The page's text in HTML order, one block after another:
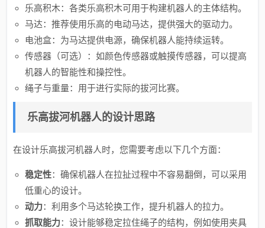
乐高积木：各类乐高积木可用于构建机器人的主体结构。
马达：推荐使用乐高的电动马达，提供强大的驱动力。
电池盒：为马达提供电源，确保机器人能持续运转。
传感器（可选）：如颜色传感器或触摸传感器，可以提高
机器人的智能性和操控性。
绳子与重量：用于进行实际的拔河比赛。
乐高拔河机器人的设计思路
在设计乐高拔河机器人时，您需要考虑以下几个方面：
稳定性：确保机器人在拉扯过程中不容易翻倒，可以采用
低重心的设计。
动力：利用多个马达轮换工作，提升机器人的拉力。
抓取能力：设计能够稳定拉住绳子的结构，例如使用夹具